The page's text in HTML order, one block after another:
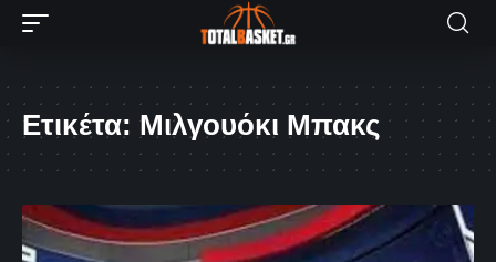
Ετικέτα: Μιλγουόκι Μπακς